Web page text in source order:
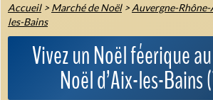
Accueil>Marché de Noël>Auvergne-Rhône-
les-Bains
Vivez un Noël féerique
Noël d’Aix-les-Bains